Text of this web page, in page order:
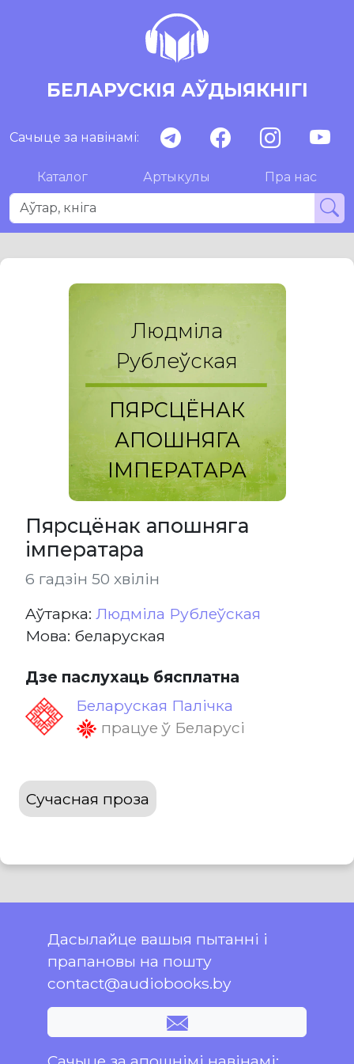
БЕЛАРУСКІЯ АЎДЫЯКНІГІ
Сачыце за навінамі:
Каталог Артыкулы Пра нас
Людміла
Рублеўская
ПЯРСЦЁНАК
АПОШНЯГА
ІМПЕРАТАРА
Пярсцёнак апошняга
імператара
6 гадзін 50 хвілін
Aўтарка: Людміла Рублеўская
Мова: беларуская
Дзе паслухаць бясплатна
Беларуская Палічка
працуе ў Беларусі
Сучасная проза
Дасылайце вашыя пытанні і
прапановы на пошту
contact@audiobooks.by